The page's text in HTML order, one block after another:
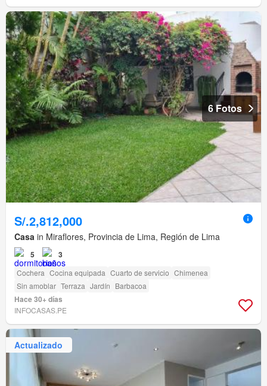
6 Fotos
S/.2,812,000
Casa in Miraflores, Provincia de Lima, Región de Lima
5 3
Cochera Cocina equipada Cuarto de servicio Chimenea
Sin amoblar Terraza Jardín Barbacoa
Hace 30+ días
INFOCASAS.PE
Actualizado